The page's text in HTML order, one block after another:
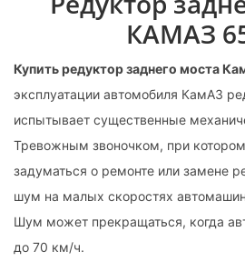
КАМАЗ
Купить редуктор заднего моста
эксплуатации автомобиля КамАЗ
испытывает существенные
Тревожным звоночком, при
задуматься о ремонте или замене
шум на малых скоростях
Шум может прекращаться, когда
до 70 км/ч.